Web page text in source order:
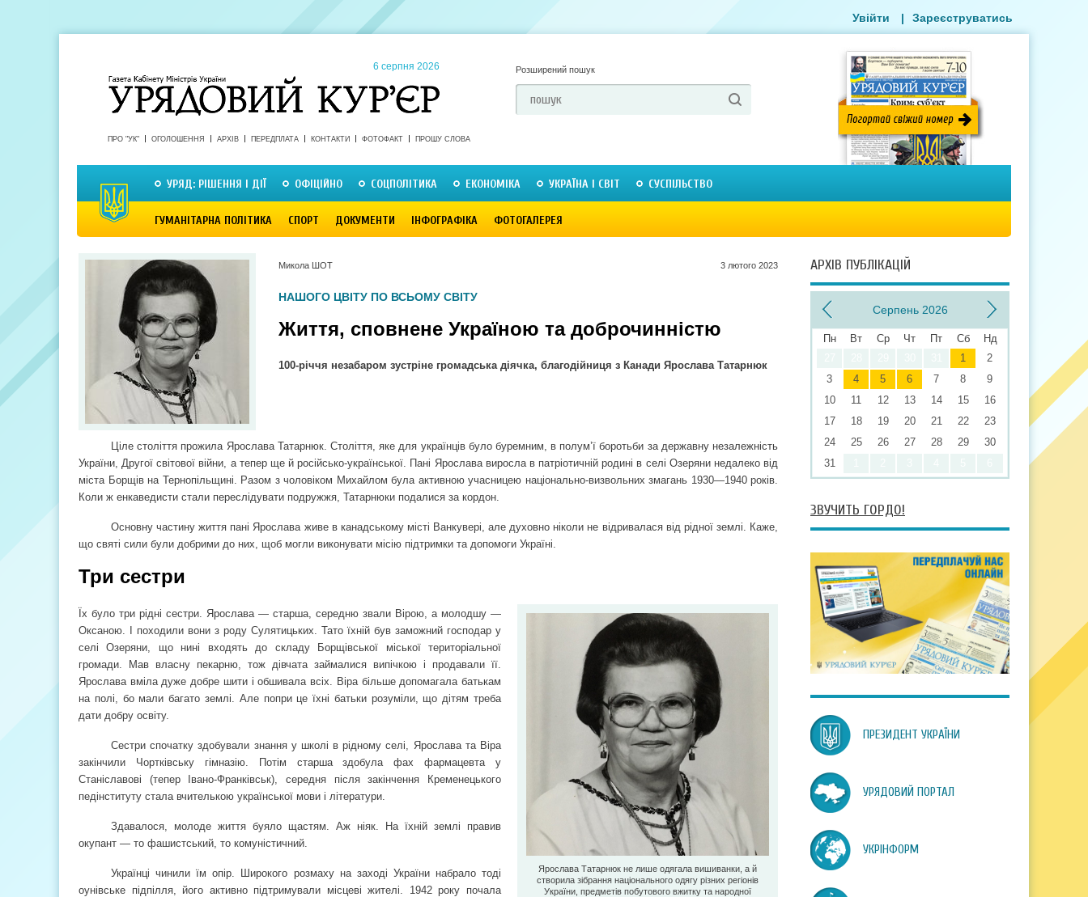
6 серпня 2026 Розширений пошук
ПРО "УК" ОГОЛОШЕННЯ АРХІВ ПЕРЕДПЛАТА КОНТАКТИ ФОТОФАКТ ПРОШУ СЛОВА
УРЯД: РІШЕННЯ І ДІЇ ОФІЦІЙНО СОЦПОЛІТИКА ЕКОНОМІКА УКРАЇНА І СВІТ СУСПІЛЬСТВО
ГУМАНІТАРНА ПОЛІТИКА СПОРТ ДОКУМЕНТИ ІНФОГРАФІКА ФОТОГАЛЕРЕЯ
Увійти | Зареєструватись
Микола ШОТ 3 лютого 2023
НАШОГО ЦВІТУ ПО ВСЬОМУ СВІТУ
Життя, сповнене Україною та доброчинністю
100-річчя незабаром зустріне громадська діячка, благодійниця з Канади Ярослава Татарнюк
Ціле століття прожила Ярослава Татарнюк. Століття, яке для українців було буремним, в полум’ї боротьби за державну незалежність
України, Другої світової війни, а тепер ще й російсько-української. Пані Ярослава виросла в патріотичній родині в селі Озеряни недалеко від
міста Борщів на Тернопільщині. Разом з чоловіком Михайлом була активною учасницею національно-визвольних змагань 1930—1940 років.
Коли ж енкаведисти стали переслідувати подружжя, Татарнюки подалися за кордон.
Основну частину життя пані Ярослава живе в канадському місті Ванкувері, але духовно ніколи не відривалася від рідної землі. Каже,
що святі сили були добрими до них, щоб могли виконувати місію підтримки та допомоги Україні.
Три сестри
Ярослава Татарнюк не лише одягала вишиванки, а й
створила зібрання національного одягу різних регіонів
України, предметів побутового вжитку та народної
Їх було три рідні сестри. Ярослава — старша, середню звали Вірою, а молодшу —
Оксаною. І походили вони з роду Сулятицьких. Тато їхній був заможний господар у
селі Озеряни, що нині входять до складу Борщівської міської територіальної
громади. Мав власну пекарню, тож дівчата займалися випічкою і продавали її.
Ярослава вміла дуже добре шити і обшивала всіх. Віра більше допомагала батькам
на полі, бо мали багато землі. Але попри це їхні батьки розуміли, що дітям треба
дати добру освіту.
Сестри спочатку здобували знання у школі в рідному селі, Ярослава та Віра
закінчили Чортківську гімназію. Потім старша здобула фах фармацевта у
Станіславові (тепер Івано-Франківськ), середня після закінчення Кременецького
педінституту стала вчителькою української мови і літератури.
Здавалося, молоде життя буяло щастям. Аж ніяк. На їхній землі правив
окупант — то фашистський, то комуністичний.
Українці чинили їм опір. Широкого розмаху на заході України набрало тоді
оунівське підпілля, його активно підтримували місцеві жителі. 1942 року почала
АРХІВ ПУБЛІКАЦІЙ
Серпень 2026
Пн Вт Ср Чт Пт Сб
Нд
1
2
3
4 5 6 7 8
9
10
11 12 13 14 15
16
17
18 19 20 21 22
23
24
25 26 27 28 29
30
31
ЗВУЧИТЬ ГОРДО!
ПРЕЗИДЕНТ УКРАЇНИ
УРЯДОВИЙ ПОРТАЛ
УКРІНФОРМ